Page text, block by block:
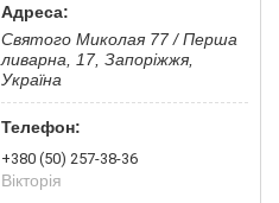
Святого Миколая 77 / Перша
ливарна, 17, Запоріжжя,
Україна
+380 (50) 257-38-36
Вікторія